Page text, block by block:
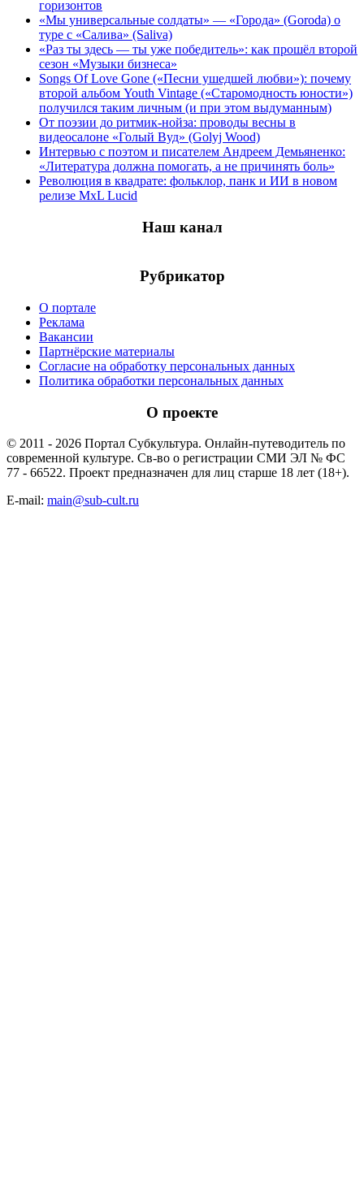
горизонтов
«Мы универсальные солдаты» — «Города» (Goroda) о
туре с «Салива» (Saliva)
«Раз ты здесь — ты уже победитель»: как прошёл второй
сезон «Музыки бизнеса»
Songs Of Love Gone («Песни ушедшей любви»): почему
второй альбом Youth Vintage («Старомодность юности»)
получился таким личным (и при этом выдуманным)
От поэзии до ритмик-нойза: проводы весны в
видеосалоне «Голый Вуд» (Golyj Wood)
Интервью с поэтом и писателем Андреем Демьяненко:
«Литература должна помогать, а не причинять боль»
Революция в квадрате: фольклор, панк и ИИ в новом
релизе MxL Lucid
Наш канал
Рубрикатор
О портале
Реклама
Вакансии
Партнёрские материалы
Согласие на обработку персональных данных
Политика обработки персональных данных
О проекте
© 2011 - 2026 Портал Субкультура. Онлайн-путеводитель по
современной культуре. Св-во о регистрации СМИ ЭЛ № ФС
77 - 66522. Проект предназначен для лиц старше 18 лет (18+).
E-mail: main@sub-cult.ru